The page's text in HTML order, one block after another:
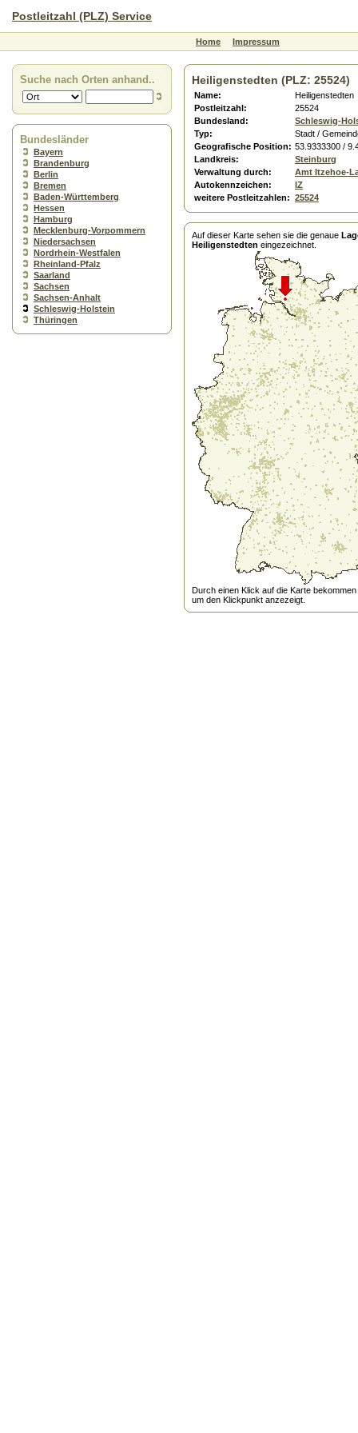
Postleitzahl (PLZ) Service
Home Impressum
Suche nach Orten anhand..
Bundesländer
Bayern
Brandenburg
Berlin
Bremen
Baden-Württemberg
Hessen
Hamburg
Mecklenburg-Vorpommern
Niedersachsen
Nordrhein-Westfalen
Rheinland-Pfalz
Saarland
Sachsen
Sachsen-Anhalt
Schleswig-Holstein
Thüringen
Heiligenstedten (PLZ: 25524)
Name:
Heiligenstedten
Postleitzahl:
25524
Bundesland:
Schleswig-
Typ:
Stadt /
Geografische Position: 53.9333300 /
Landkreis:
Steinburg
Verwaltung durch:
Amt Itzehoe-
Autokennzeichen:
IZ
weitere Postleitzahlen: 25524
Auf dieser Karte sehen sie die genaue
Heiligenstedten eingezeichnet.
Durch einen Klick auf die Karte
um den Klickpunkt anzezeigt.